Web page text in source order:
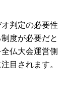
判定の必要性
度が必要だと
仏大会運営側
目されます。